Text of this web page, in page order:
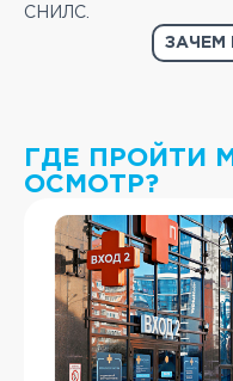
СНИЛС.
ЗАЧЕМ
ГДЕ ПРОЙТИ
ОСМОТР?